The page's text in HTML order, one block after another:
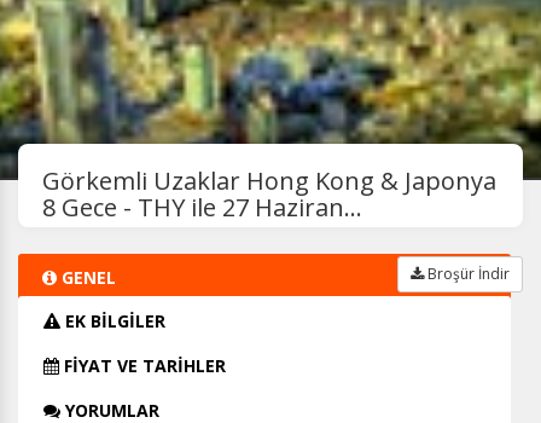
Görkemli Uzaklar Hong Kong & Japonya
8 Gece - THY ile 27 Haziran...
GENEL
EK BİLGİLER
FİYAT VE TARİHLER
YORUMLAR
Broşür İndir